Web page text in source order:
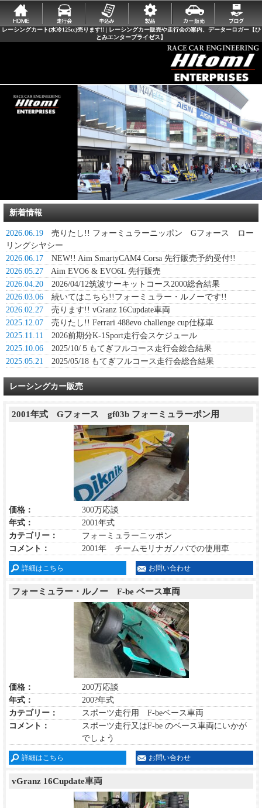
レーシングカート(水冷125cc)売ります!! | レーシングカー販売や走行会の案内、データーロガー【ひ
とみエンタープライゼス】
新着情報
2026.06.19
売りたし!! フォーミュラーニッポン Gフォース ロー
リングシヤシー
2026.06.17
NEW!! Aim SmartyCAM4 Corsa 先行販売予約受付!!
2026.05.27
Aim EVO6 & EVO6L 先行販売
2026.04.20
2026/04/12筑波サーキットコース2000総合結果
2026.03.06
続いてはこちら!!フォーミュラー・ルノーです!!
2026.02.27
売ります!! vGranz 16Cupdate車両
2025.12.07
売りたし!! Ferrari 488evo challenge cup仕様車
2025.11.11
2026前期分K-1Sport走行会スケジュール
2025.10.06
2025/10/５もてぎフルコース走行会総合結果
2025.05.21
2025/05/18 もてぎフルコース走行会総合結果
レーシングカー販売
2001年式 Gフォース gf03b フォーミュラーポン用
価格：
300万応談
年式：
2001年式
カテゴリー：
フォーミュラーニッポン
コメント：
2001年 チームモリナガノバでの使用車
詳細はこちら お問い合わせ
フォーミュラー・ルノー F-be ベース車両
価格：
200万応談
年式：
200?年式
カテゴリー：
スポーツ走行用 F-beベース車両
コメント：
スポーツ走行又はF-be のベース車両にいかが
でしょう
詳細はこちら お問い合わせ
vGranz 16Cupdate車両